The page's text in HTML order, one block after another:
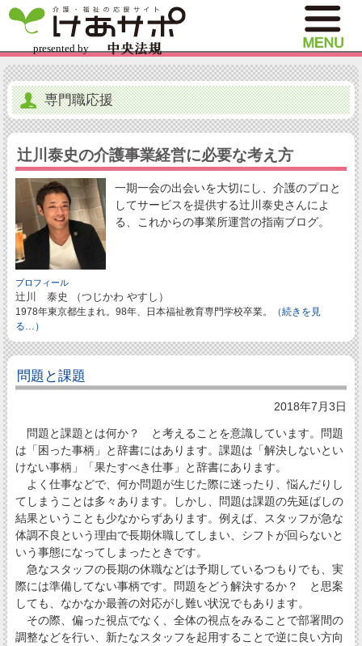
専門職応援
辻川泰史の介護事業経営に必要な考え方
一期一会の出会いを大切にし、介護のプロと
してサービスを提供する辻川泰史さんによ
る、これからの事業所運営の指南ブログ。
プロフィール
辻川 泰史 （つじかわ やすし）
1978年東京都生まれ。98年、日本福祉教育専門学校卒業。
（続きを見
る…）
問題と課題
2018年7月3日
問題と課題とは何か？ と考えることを意識しています。問題
は「困った事柄」と辞書にはあります。課題は「解決しないとい
けない事柄」「果たすべき仕事」と辞書にあります。
よく仕事などで、何か問題が生じた際に迷ったり、悩んだりし
てしまうことは多々あります。しかし、問題は課題の先延ばしの
結果ということも少なからずあります。例えば、スタッフが急な
体調不良という理由で長期休職してしまい、シフトが回らないと
いう事態になってしまったときです。
急なスタッフの長期の休職などは予期しているつもりでも、実
際には準備してない事柄です。問題をどう解決するか？ と思案
しても、なかなか最善の対応がし難い状況でもあります。
その際、偏った視点でなく、全体の視点をみることで部署間の
調整などを行い、新たなスタッフを起用することで逆に良い方向